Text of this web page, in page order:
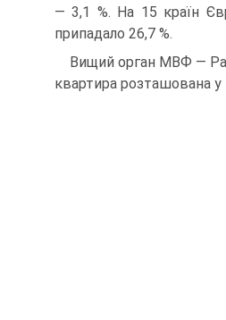
— 3,1 %. На 15 країн
припадало 26,7 %.
Вищий орган МВФ —
квартира розташована у